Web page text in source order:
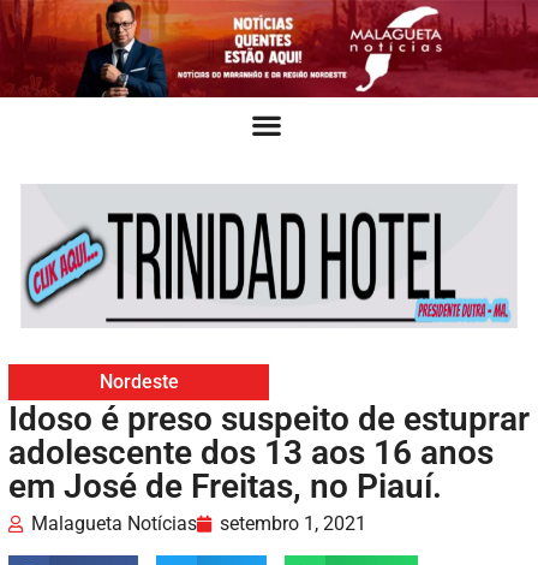
Nordeste
Idoso é preso suspeito de estuprar
adolescente dos 13 aos 16 anos
em José de Freitas, no Piauí.
Malagueta Notícias setembro 1, 2021